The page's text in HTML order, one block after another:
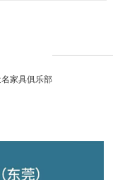
家具俱乐部